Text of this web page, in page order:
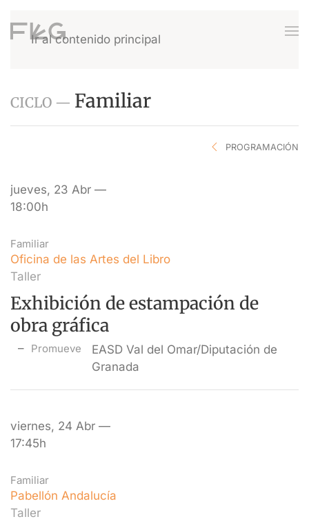
Ir al contenido principal
CICLO — Familiar
PROGRAMACIÓN
jueves, 23 Abr —
18:00h
Familiar
Oficina de las Artes del Libro
Taller
Exhibición de estampación de
obra gráfica
Promueve
EASD Val del Omar/Diputación de
Granada
viernes, 24 Abr —
17:45h
Familiar
Pabellón Andalucía
Taller